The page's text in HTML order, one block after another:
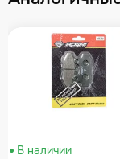
В наличии